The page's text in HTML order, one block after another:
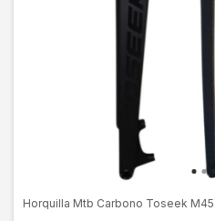
Horquilla Mtb Carbono Toseek